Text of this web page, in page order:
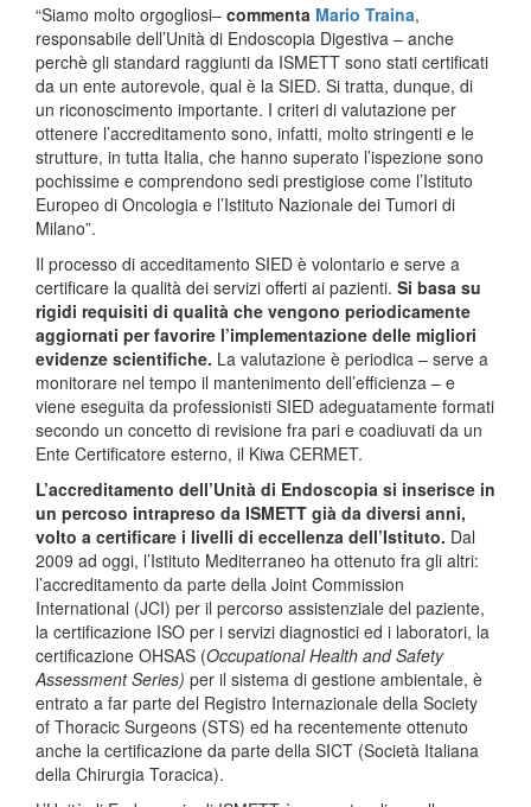
“Siamo molto orgogliosi– commenta Mario Traina,
responsabile dell’Unità di Endoscopia Digestiva – anche
perchè gli standard raggiunti da ISMETT sono stati certificati
da un ente autorevole, qual è la SIED. Si tratta, dunque, di
un riconoscimento importante. I criteri di valutazione per
ottenere l’accreditamento sono, infatti, molto stringenti e le
strutture, in tutta Italia, che hanno superato l’ispezione sono
pochissime e comprendono sedi prestigiose come l’Istituto
Europeo di Oncologia e l’Istituto Nazionale dei Tumori di
Milano”.
Il processo di acceditamento SIED è volontario e serve a
certificare la qualità dei servizi offerti ai pazienti. Si basa su
rigidi requisiti di qualità che vengono periodicamente
aggiornati per favorire l’implementazione delle migliori
evidenze scientifiche. La valutazione è periodica – serve a
monitorare nel tempo il mantenimento dell’efficienza – e
viene eseguita da professionisti SIED adeguatamente formati
secondo un concetto di revisione fra pari e coadiuvati da un
Ente Certificatore esterno, il Kiwa CERMET.
L’accreditamento dell’Unità di Endoscopia si inserisce in
un percoso intrapreso da ISMETT già da diversi anni,
volto a certificare i livelli di eccellenza dell’Istituto. Dal
2009 ad oggi, l’Istituto Mediterraneo ha ottenuto fra gli altri:
l’accreditamento da parte della Joint Commission
International (JCI) per il percorso assistenziale del paziente,
la certificazione ISO per i servizi diagnostici ed i laboratori, la
certificazione OHSAS (Occupational Health and Safety
Assessment Series) per il sistema di gestione ambientale, è
entrato a far parte del Registro Internazionale della Society
of Thoracic Surgeons (STS) ed ha recentemente ottenuto
anche la certificazione da parte della SICT (Società Italiana
della Chirurgia Toracica).